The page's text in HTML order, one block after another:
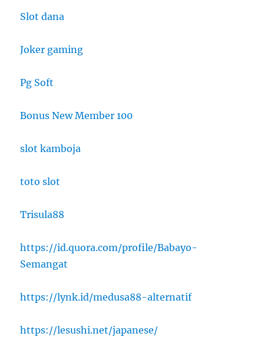
Slot dana
Joker gaming
Pg Soft
Bonus New Member 100
slot kamboja
toto slot
Trisula88
https://id.quora.com/profile/Babayo-
Semangat
https://lynk.id/medusa88-alternatif
https://lesushi.net/japanese/